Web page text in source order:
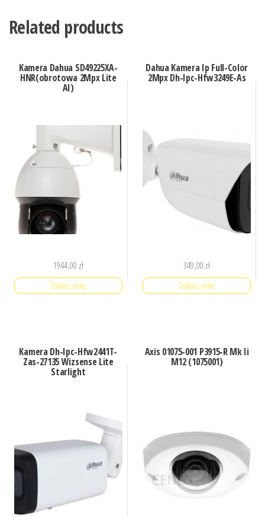
Related products
Kamera Dahua SD49225XA-
HNR(obrotowa 2Mpx Lite
AI)
1944,00 zł
Zobacz cenę
Dahua Kamera Ip Full-Color
2Mpx Dh-Ipc-Hfw3249E-As
349,00 zł
Zobacz cenę
Kamera Dh-Ipc-Hfw2441T-
Zas-27135 Wizsense Lite
Starlight
Axis 01075-001 P3915-R Mk Ii
M12 (1075001)